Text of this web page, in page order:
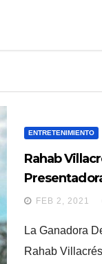
ENTRETENIMIENTO
Rahab
FEB 2, 2021
La Ganadora
Rahab